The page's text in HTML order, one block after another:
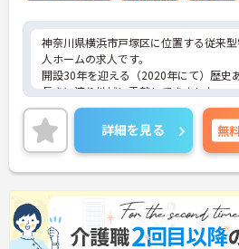
神奈川県横浜市戸塚区に位置する従来
人ホームの求人です。
開設30年を迎える（2020年にて）歴史
長きに渡り地域に貢献してきました。
同法人の国際親善総合病院を協力病院
師を中心に医療的ケアにも力を入れてい
ご興味のある方はお気軽にお問い合わせ
詳細を見る 無